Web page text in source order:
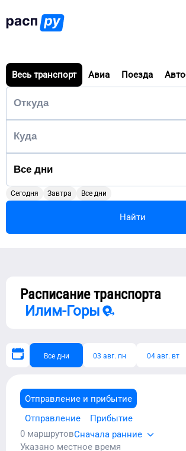
Весь транспорт Авиа Поезда
Сегодня Завтра Все дни
Найти
Расписание транспорта
Илим-Горы
Все дни 03 авг. пн 04 авг. вт
Отправление и прибытие
Отправление
Прибытие
0 маршрутовСначала ранние
Указано местное время